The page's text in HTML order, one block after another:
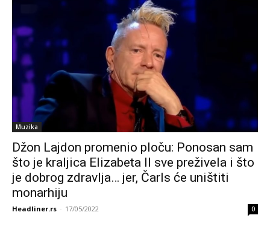
Muzika
Džon Lajdon promenio ploču: Ponosan sam
što je kraljica Elizabeta II sve preživela i što
je dobrog zdravlja… jer, Čarls će uništiti
monarhiju
Headliner.rs - 17/05/2022 0